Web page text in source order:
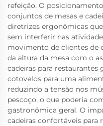
refeição. O
conjuntos de mesas e
diretrizes ergonômicas
sem interferir nas
movimento de clientes de
da altura da mesa com o
cadeiras para restaurantes
cotovelos para uma
reduzindo a tensão nos
pescoço, o que poderia
gastronômica geral. O
cadeiras confortáveis para